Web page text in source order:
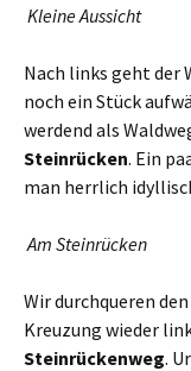
Kleine Aussicht
Nach links geht der
noch ein Stück
werdend als
Steinrücken. Ein
man herrlich
Am Steinrücken
Wir durchqueren
Kreuzung wieder
Steinrückenweg.